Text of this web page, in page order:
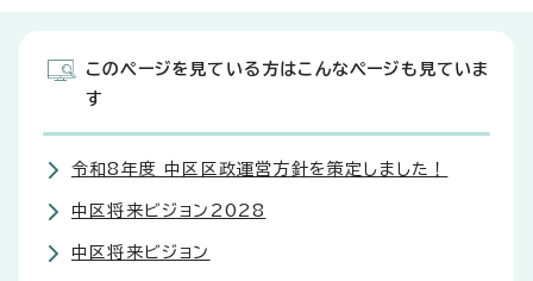
このページを見ている方はこんなページも見ていま
す
令和8年度 中区区政運営方針を策定しました！
中区将来ビジョン2028
中区将来ビジョン